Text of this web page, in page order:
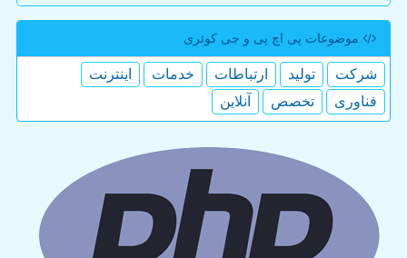
موضوعات پی اچ پی و جی كوئری
شركت تولید ارتباطات خدمات
اینترنت
فناوری
تخصص آنلاین